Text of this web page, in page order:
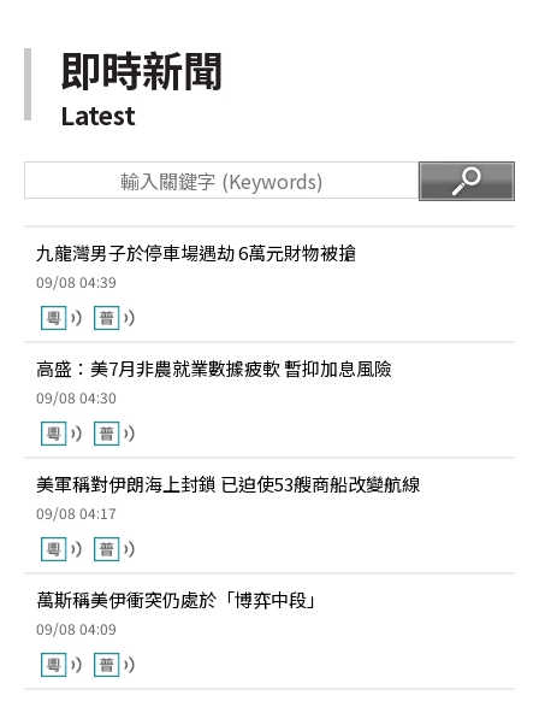
即時新聞
Latest
九龍灣男子於停車場遇劫 6萬元財物被搶
09/08 04:39
高盛：美7月非農就業數據疲軟 暫抑加息風險
09/08 04:30
美軍稱對伊朗海上封鎖 已迫使53艘商船改變航線
09/08 04:17
萬斯稱美伊衝突仍處於「博弈中段」
09/08 04:09